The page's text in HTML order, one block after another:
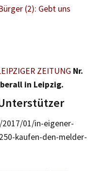
(2): Gebt uns
ZEITUNG Nr.
in Leipzig.
01/in-eigener-
kaufen-den-melder-